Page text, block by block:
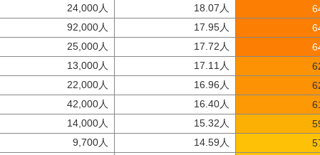
24,000人 18.07人
92,000人 17.95人
25,000人 17.72人
13,000人 17.11人
22,000人 16.96人
42,000人 16.40人
14,000人 15.32人
9,700人 14.59人